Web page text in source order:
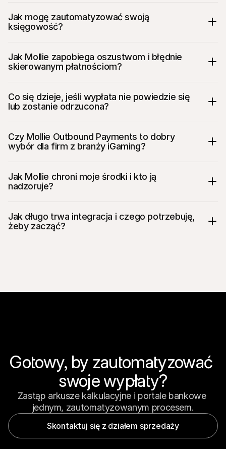
Jak mogę zautomatyzować swoją
księgowość?
Jak Mollie zapobiega oszustwom i błędnie
skierowanym płatnościom?
Co się dzieje, jeśli wypłata nie powiedzie się
lub zostanie odrzucona?
Czy Mollie Outbound Payments to dobry
wybór dla firm z branży iGaming?
Jak Mollie chroni moje środki i kto ją
nadzoruje?
Jak długo trwa integracja i czego potrzebuję,
żeby zacząć?
Gotowy, by zautomatyzować
swoje wypłaty?
Zastąp arkusze kalkulacyjne i portale bankowe
jednym, zautomatyzowanym procesem.
Skontaktuj się z działem sprzedaży